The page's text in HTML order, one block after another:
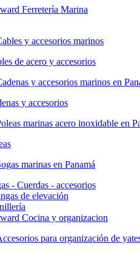
Ferretería Marina
de acero y accesorios
y accesorios
- Cuerdas - accesorios
de elevación
Cocina y organizacion